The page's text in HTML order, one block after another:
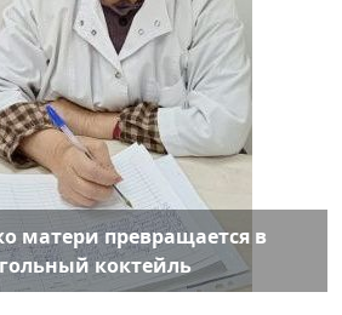
матери превращается в
коктейль